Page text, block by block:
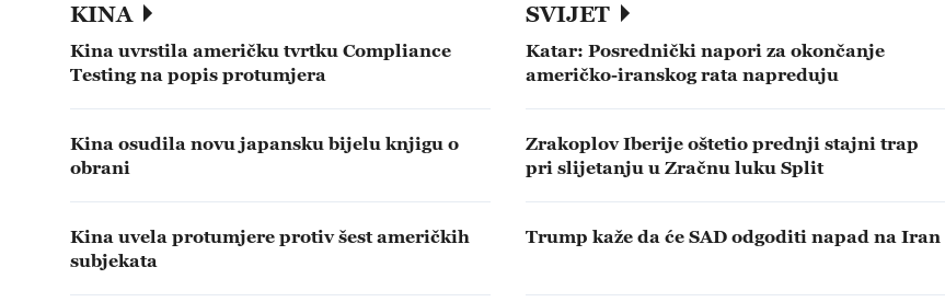
KINA
Kina uvrstila američku tvrtku Compliance
Testing na popis protumjera
Kina osudila novu japansku bijelu knjigu o
obrani
Kina uvela protumjere protiv šest američkih
subjekata
SVIJET
Katar: Posrednički napori za okončanje
američko-iranskog rata napreduju
Zrakoplov Iberije oštetio prednji stajni trap
pri slijetanju u Zračnu luku Split
Trump kaže da će SAD odgoditi napad na Iran